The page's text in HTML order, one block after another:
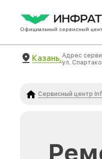
Официальный сервисный
Казань,Адрес
ул.
Сервисный центр